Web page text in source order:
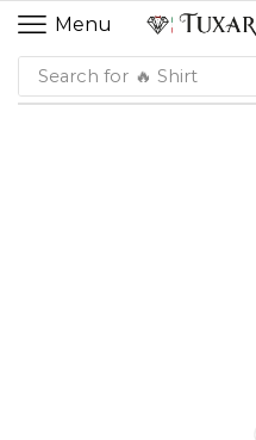
Menu
Search for 🔥 Shirt